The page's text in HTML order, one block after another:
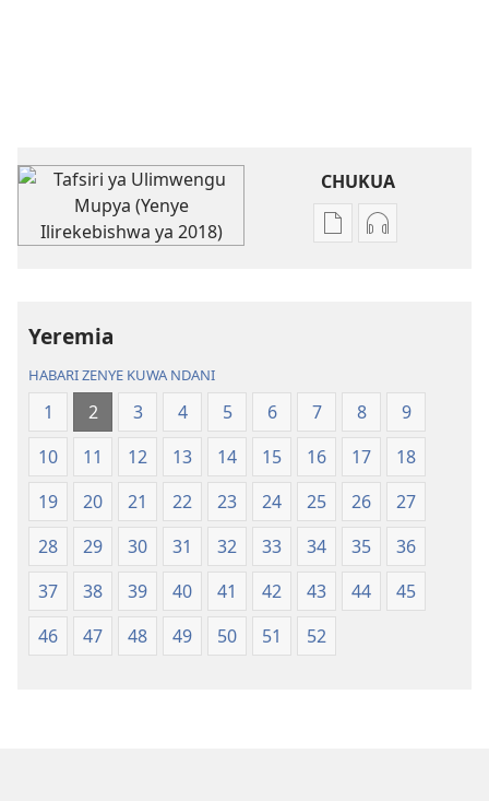
CHUKUA
Njia
kielektroniki
Tafsiri
ya
Ulimwengu
Mupya
(Yenye
Ilirekebishwa
ya
2018)
Njia
kusikiliza
Tafsiri
ya
Ulimwengu
Mupya
(Yenye
Ilirekebishwa
ya
2018)
Yeremia
HABARI ZENYE KUWA NDANI
1 2 3 4 5 6 7 8
9
10
11 12 13 14 15 16 17
18
19
20 21 22 23 24 25 26
27
28
29 30 31 32 33 34 35
36
37
38 39 40 41 42 43 44
45
46
47 48 49 50 51 52